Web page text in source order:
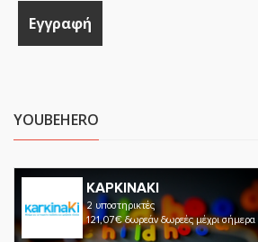
YOUBEHERO